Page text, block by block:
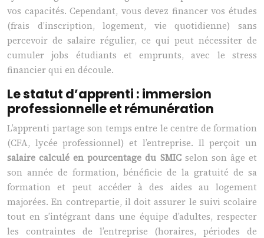
vos capacités. Cependant, vous devez financer vos études
(frais d’inscription, logement, vie quotidienne) sans
percevoir de salaire régulier, ce qui peut nécessiter de
cumuler jobs étudiants et emprunts, avec le stress
financier qui en découle.
Le statut d’apprenti : immersion
professionnelle et rémunération
L’apprenti partage son temps entre le centre de formation
(CFA, lycée professionnel) et l’entreprise. Il perçoit un
salaire calculé en pourcentage du SMICselon son âge et
son année de formation, bénéficie de la gratuité de sa
formation et peut accéder à des aides au logement
majorées. En contrepartie, il doit assurer le suivi scolaire
tout en s’intégrant dans une équipe d’adultes, respecter
les contraintes de l’entreprise (horaires, périodes de